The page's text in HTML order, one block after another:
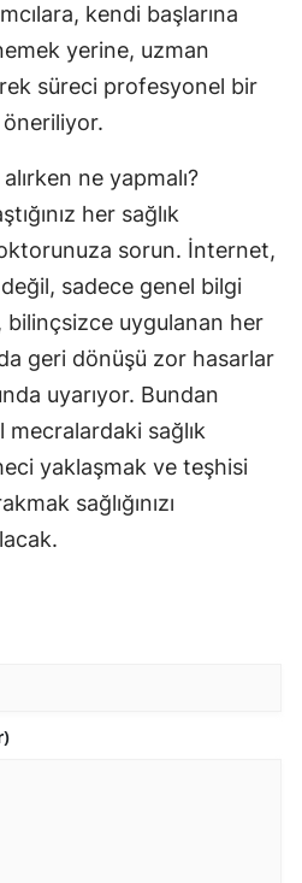
kendi başlarına
yerine, uzman
süreci profesyonel bir
ne yapmalı?
her sağlık
sorun. İnternet,
sadece genel bilgi
bilinçsizce uygulanan her
geri dönüşü zor hasarlar
uyarıyor. Bundan
sağlık
yaklaşmak ve teşhisi
sağlığınızı